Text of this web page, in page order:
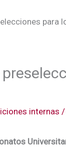
para
internas /